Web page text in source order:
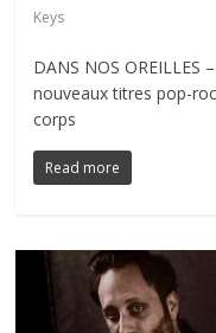
Keys
DANS NOS OREILLES
nouveaux titres pop-
corps
Read more